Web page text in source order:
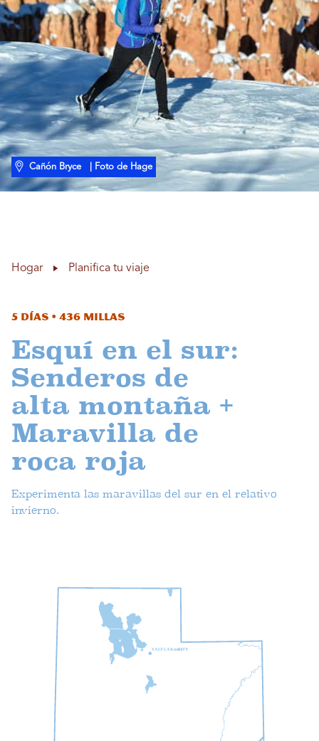
Cañón Bryce | Foto de Hage
Hogar Planifica tu viaje
5 días • 436 millas
Esquí en el sur:
Senderos de
alta montaña +
Maravilla de
roca roja
Experimenta las maravillas del sur en el relativo
invierno.
SA LT LA KmidoITY